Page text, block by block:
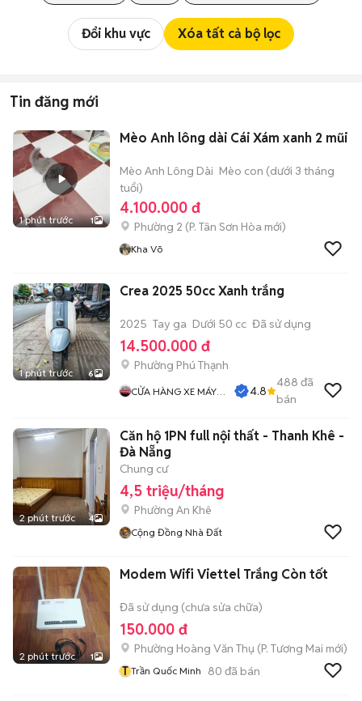
Đổi khu vực Xóa tất cả bộ lọc
Tin đăng mới
1 phút trước 1
Mèo Anh lông dài Cái Xám xanh 2 mũi
Mèo Anh Lông Dài Mèo con (dưới 3 tháng
tuổi)
4.100.000 đ
Phường 2 (P. Tân Sơn Hòa mới)
Kha Võ
1 phút trước 6
Crea 2025 50cc Xanh trắng
2025 Tay ga Dưới 50 cc Đã sử dụng
14.500.000 đ
Phường Phú Thạnh
CỬA HÀNG XE MÁY
4.8
488 đã
bán
2 phút trước 4
Căn hộ 1PN full nội thất - Thanh Khê -
Đà Nẵng
Chung cư
4,5 triệu/tháng
Phường An Khê
Cộng Đồng Nhà Đất
2 phút trước 1
Modem Wifi Viettel Trắng Còn tốt
Đã sử dụng (chưa sửa chữa)
150.000 đ
Phường Hoàng Văn Thụ (P. Tương Mai mới)
T Trần Quốc Minh 80 đã bán